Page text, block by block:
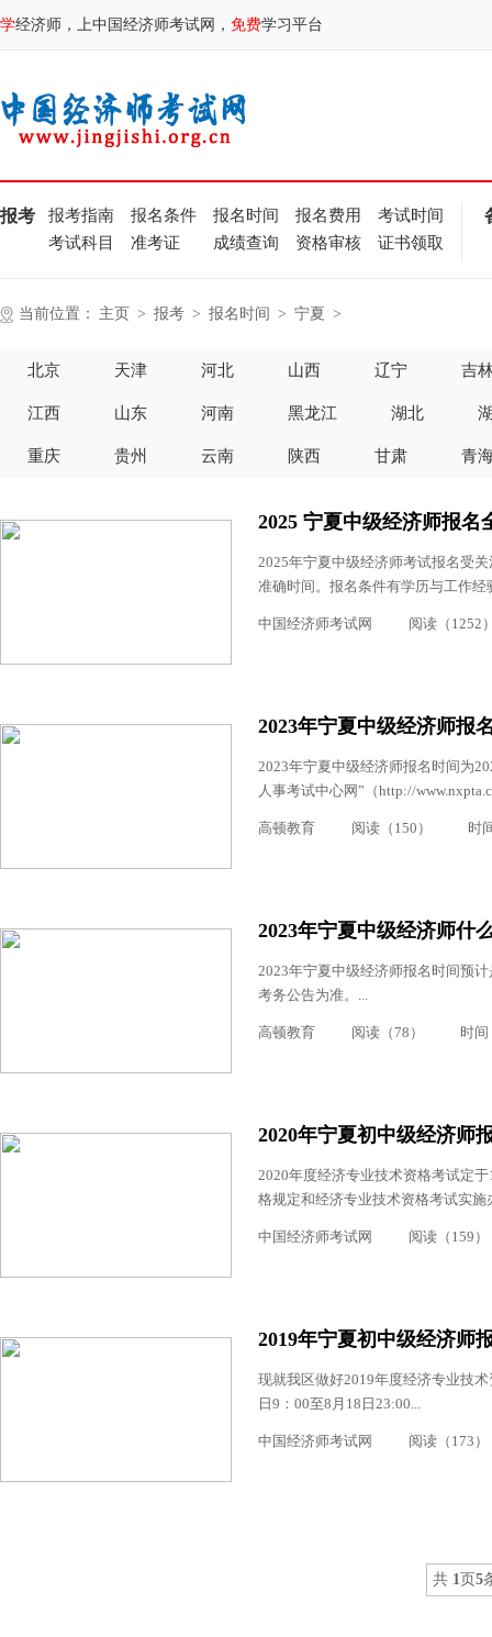
学经济师，上中国经济师考试网， 免费学习平台
报考 报考指南 报名条件 报名时间 报名费用
考试时间
考试科目
准考证 成绩查询 资格审核 证书领取
当前位置： 主页 > 报考 > 报名时间 > 宁夏 >
北京 天津 河北 山西 辽宁 吉
江西 山东 河南 黑龙江 湖北
重庆 贵州 云南 陕西 甘肃 青
2025 宁夏中级经济师报名
2025年宁夏中级经济师考试报名受
准确时间。报名条件有学历与工作
中国经济师考试网 阅读（1252
2023年宁夏中级经济师报
2023年宁夏中级经济师报名时间为
人事考试中心网”（http://
高顿教育 阅读（150） 时
2023年宁夏中级经济师什
2023年宁夏中级经济师报名时间预
考务公告为准。...
高顿教育 阅读（78） 时间
2020年宁夏初中级经济师
2020年度经济专业技术资格考试定
格规定和经济专业技术资格考试实
中国经济师考试网 阅读（159）
2019年宁夏初中级经济师
现就我区做好2019年度经济专业技
日9：00至8月18日23:00...
中国经济师考试网 阅读（173）
共 1页 5